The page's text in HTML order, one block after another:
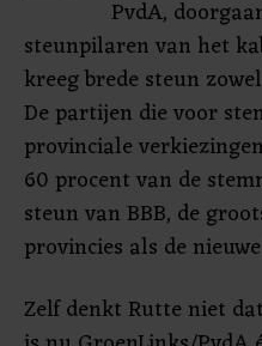
PvdA,
steunpilaren van het
kreeg brede steun
De partijen die voor
provinciale
60 procent van de
steun van BBB, de
provincies als de
Zelf denkt Rutte niet